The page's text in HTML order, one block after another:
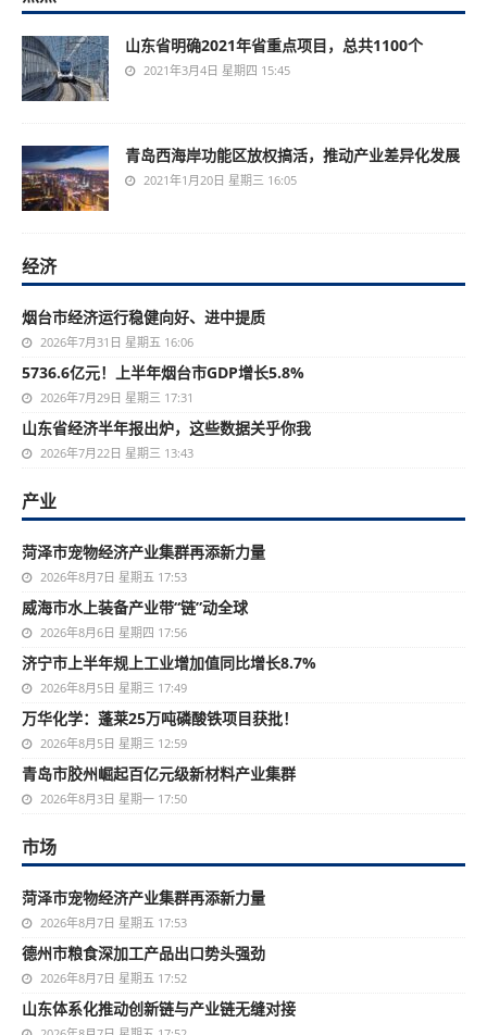
山东省明确2021年省重点项目，总共1100个
2021年3月4日 星期四 15:45
青岛西海岸功能区放权搞活，推动产业差异化发展
2021年1月20日 星期三 16:05
经济
烟台市经济运行稳健向好、进中提质
2026年7月31日 星期五 16:06
5736.6亿元！上半年烟台市GDP增长5.8%
2026年7月29日 星期三 17:31
山东省经济半年报出炉，这些数据关乎你我
2026年7月22日 星期三 13:43
产业
菏泽市宠物经济产业集群再添新力量
2026年8月7日 星期五 17:53
威海市水上装备产业带“链”动全球
2026年8月6日 星期四 17:56
济宁市上半年规上工业增加值同比增长8.7%
2026年8月5日 星期三 17:49
万华化学：蓬莱25万吨磷酸铁项目获批！
2026年8月5日 星期三 12:59
青岛市胶州崛起百亿元级新材料产业集群
2026年8月3日 星期一 17:50
市场
菏泽市宠物经济产业集群再添新力量
2026年8月7日 星期五 17:53
德州市粮食深加工产品出口势头强劲
2026年8月7日 星期五 17:52
山东体系化推动创新链与产业链无缝对接